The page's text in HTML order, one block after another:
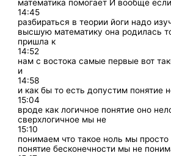
математика помогает И вообще если
14:45
разбираться в теории йоги надо
высшую математику она родилась
пришла к
14:52
нам с востока самые первые вот
и
14:58
и как бы то есть допустим понятие
15:04
вроде как логичное понятие оно
сверхлогичное мы не
15:10
понимаем что такое ноль мы просто
понятие бесконечности мы не